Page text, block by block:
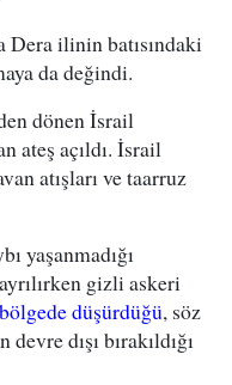
Dera ilinin batısındaki
da değindi.
dönen İsrail
ateş açıldı. İsrail
atışları ve taarruz
yaşanmadığı
gizli askeri
bölgede düşürdüğü, söz
dışı bırakıldığı